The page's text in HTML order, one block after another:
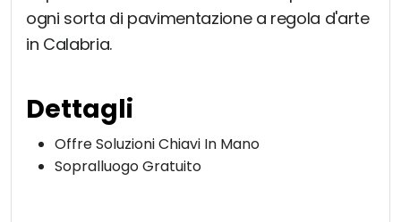
ogni sorta di pavimentazione a regola d'arte
in Calabria.
Dettagli
Offre Soluzioni Chiavi In Mano
Sopralluogo Gratuito